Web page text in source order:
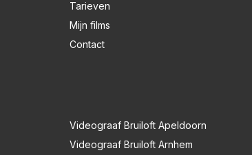
Tarieven
Mijn films
Contact
Videograaf Bruiloft Apeldoorn
Videograaf Bruiloft Arnhem